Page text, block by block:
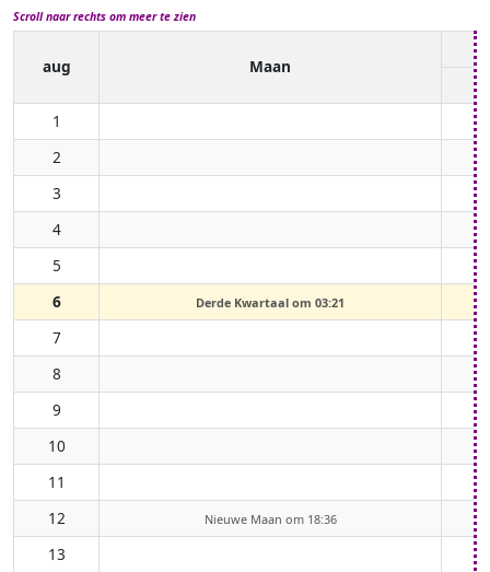
Scroll naar rechts om meer te zien
aug Maan
1
2
3
4
5
6
Derde Kwartaal om 03:21
7
8
9
10
11
12
Nieuwe Maan om 18:36
13